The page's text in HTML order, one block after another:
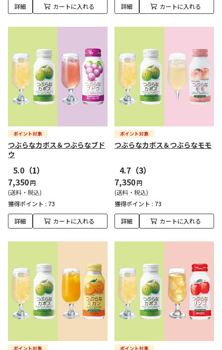
詳細 カートに入れる 詳細 カートに入れる
つぶらなカボス＆つぶらなブド
ウ
5.0 （1）
7,350円
(送料・税込)
獲得ポイント : 73
詳細 カートに入れる
つぶらなカボス＆つぶらなモモ
4.7 （3）
7,350円
(送料・税込)
獲得ポイント : 73
詳細 カートに入れる